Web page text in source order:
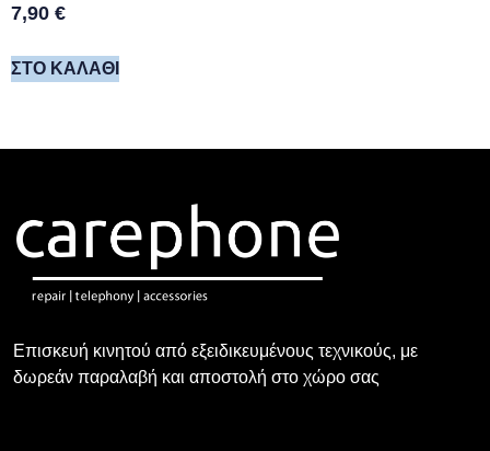
7,90 €
ΣΤΟ ΚΑΛΆΘΙ
Επισκευή κινητού από εξειδικευμένους τεχνικούς, με
δωρεάν παραλαβή και αποστολή στο χώρο σας